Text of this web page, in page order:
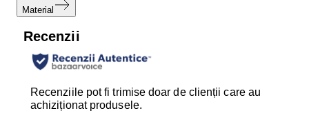
Material
Recenzii
Recenziile pot fi trimise doar de clienții care au
achiziționat produsele.